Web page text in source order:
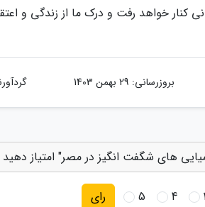
کنار خواهد رفت و درک ما از زندگی و
بروزرسانی: 29 بهمن 1403
های شگفت انگیز در مصر" امتیاز دهید
4
5 رای